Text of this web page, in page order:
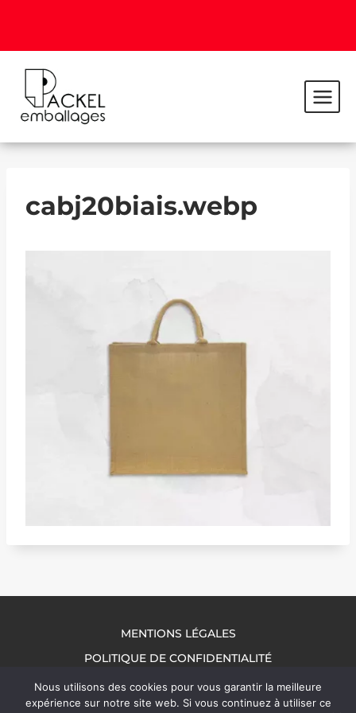
cabj20biais.webp
MENTIONS LÉGALES
POLITIQUE DE CONFIDENTIALITÉ
NOUS CONTACTER
Nous utilisons des cookies pour vous garantir la meilleure
expérience sur notre site web. Si vous continuez à utiliser ce